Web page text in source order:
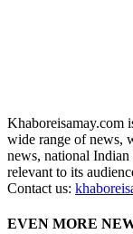
Khaboreisamay.com
wide range of news,
news, national
relevant to its
Contact us:
EVEN MORE